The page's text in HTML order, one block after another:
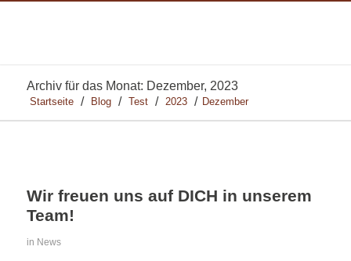
Archiv für das Monat: Dezember, 2023
Startseite / Blog / Test / 2023 / Dezember
Wir freuen uns auf DICH in unserem
Team!
in News